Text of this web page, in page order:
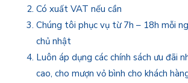
Có xuất VAT nếu cần
Chúng tôi phục vụ từ 7h – 18h mỗi
chủ nhật
Luôn áp dụng các chính sách ưu đãi
cao, cho mượn vỏ bình cho khách